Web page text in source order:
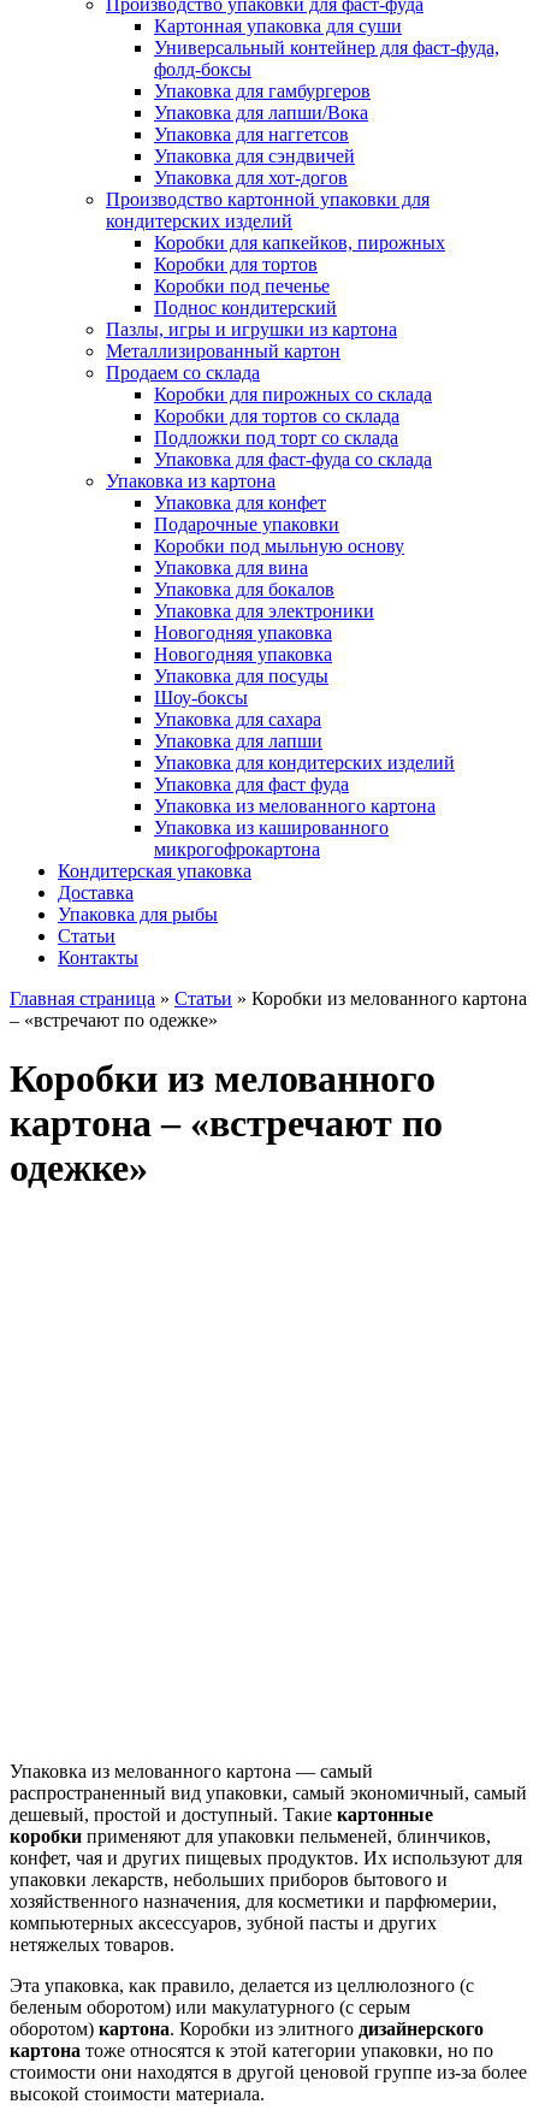
Производство упаковки для фаст-фуда
Картонная упаковка для суши
Универсальный контейнер для фаст-фуда,
фолд-боксы
Упаковка для гамбургеров
Упаковка для лапши/Вока
Упаковка для наггетсов
Упаковка для сэндвичей
Упаковка для хот-догов
Производство картонной упаковки для
кондитерских изделий
Коробки для капкейков, пирожных
Коробки для тортов
Коробки под печенье
Поднос кондитерский
Пазлы, игры и игрушки из картона
Металлизированный картон
Продаем со склада
Коробки для пирожных со склада
Коробки для тортов со склада
Подложки под торт со склада
Упаковка для фаст-фуда со склада
Упаковка из картона
Упаковка для конфет
Подарочные упаковки
Коробки под мыльную основу
Упаковка для вина
Упаковка для бокалов
Упаковка для электроники
Новогодняя упаковка
Новогодняя упаковка
Упаковка для посуды
Шоу-боксы
Упаковка для сахара
Упаковка для лапши
Упаковка для кондитерских изделий
Упаковка для фаст фуда
Упаковка из мелованного картона
Упаковка из кашированного
микрогофрокартона
Кондитерская упаковка
Доставка
Упаковка для рыбы
Статьи
Контакты
Главная страница » Статьи » Коробки из мелованного картона
– «встречают по одежке»
Коробки из мелованного
картона – «встречают по
одежке»
Упаковка из мелованного картона — самый
распространенный вид упаковки, самый экономичный, самый
дешевый, простой и доступный. Такие картонные
коробки применяют для упаковки пельменей, блинчиков,
конфет, чая и других пищевых продуктов. Их используют для
упаковки лекарств, небольших приборов бытового и
хозяйственного назначения, для косметики и парфюмерии,
компьютерных аксессуаров, зубной пасты и других
нетяжелых товаров.
Эта упаковка, как правило, делается из целлюлозного (с
беленым оборотом) или макулатурного (с серым
оборотом) картона. Коробки из элитного дизайнерского
картона тоже относятся к этой категории упаковки, но по
стоимости они находятся в другой ценовой группе из-за более
высокой стоимости материала.